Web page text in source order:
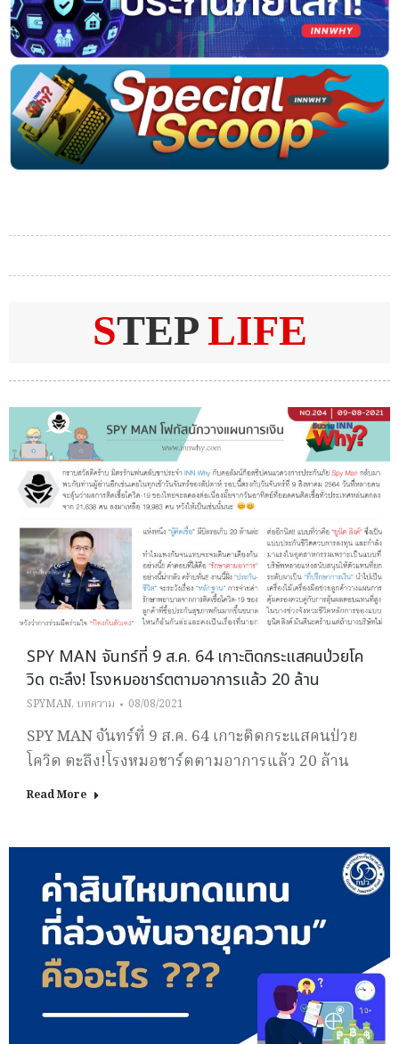
STEP LIFE
SPY MAN จันทร์ที่ 9 ส.ค. 64 เกาะติดกระแสคนป่วยโค
วิด ตะลึง! โรงหมอชาร์ตตามอาการแล้ว 20 ล้าน
SPYMAN, บทความ 08/08/2021
SPY MAN จันทร์ที่ 9 ส.ค. 64 เกาะติดกระแสคนป่วย
โควิด ตะลึง!โรงหมอชาร์ตตามอาการแล้ว 20 ล้าน
Read More